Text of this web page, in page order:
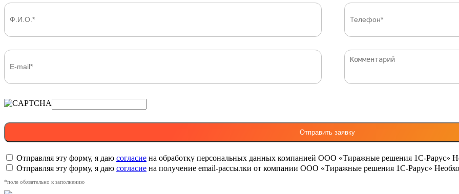
Отправляя эту форму, я даю согласие на обработку персональных данных компанией ООО «Тиражные решения 1С-Рарус»
Отправляя эту форму, я даю согласие на получение email-рассылки от компании ООО «Тиражные решения 1С-Рарус»
*поле обязательно к заполнению